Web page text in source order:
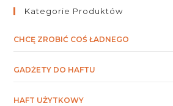
Kategorie Produktów
CHCĘ ZROBIĆ COŚ ŁADNEGO
GADŻETY DO HAFTU
HAFT UŻYTKOWY